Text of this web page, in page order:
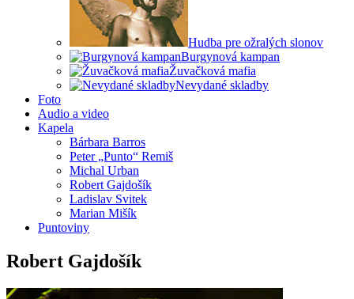
Hudba pre ožralých slonov
Burgynová kampan
Žuvačková mafia
Nevydané skladby
Foto
Audio a video
Kapela
Bárbara Barros
Peter „Punto“ Remiš
Michal Urban
Robert Gajdošík
Ladislav Svitek
Marian Mišík
Puntoviny
Robert Gajdošík